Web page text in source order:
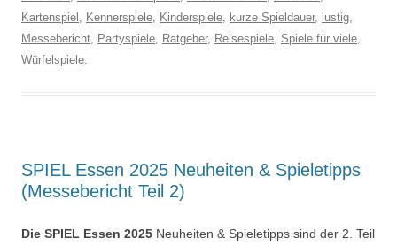
Kartenspiel , Kennerspiele, Kinderspiele, kurze Spieldauer, lustig,
Messebericht, Partyspiele, Ratgeber, Reisespiele, Spiele für viele,
Würfelspiele.
SPIEL Essen 2025 Neuheiten & Spieletipps
(Messebericht Teil 2)
Die SPIEL Essen 2025 Neuheiten & Spieletipps sind der 2. Teil